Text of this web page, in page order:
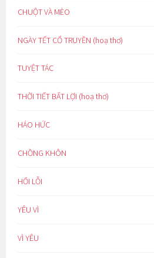
CHUỘT VÀ MÈO
NGÀY TẾT CỔ TRUYỀN (hoạ thơ)
TUYỆT TÁC
THỜI TIẾT BẤT LỢI (hoạ thơ)
HÁO HỨC
CHỒNG KHÔN
HỐI LỖI
YÊU VÌ
VÌ YÊU